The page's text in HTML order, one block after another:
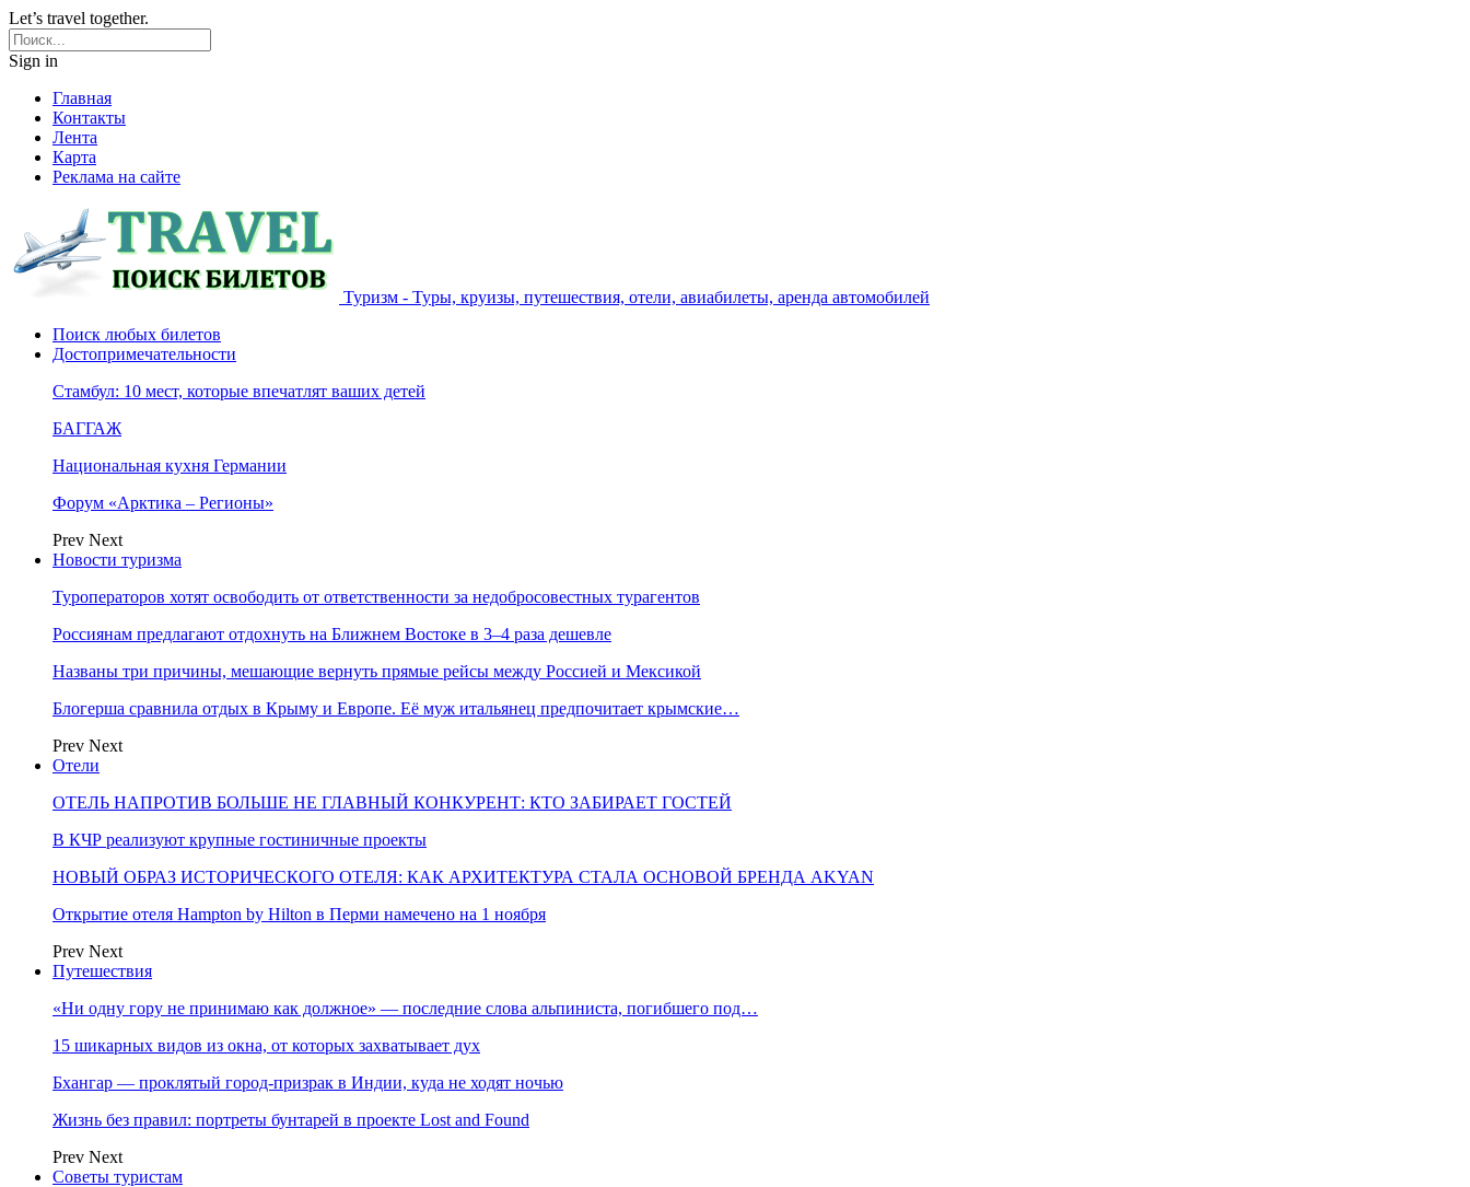
Let’s travel together.
Sign in
Главная
Контакты
Лента
Карта
Реклама на сайте
Туризм - Туры, круизы, путешествия, отели, авиабилеты, аренда автомобилей
Поиск любых билетов
Достопримечательности
Стамбул: 10 мест, которые впечатлят ваших детей
БАГГАЖ
Национальная кухня Германии
Форум «Арктика – Регионы»
Prev Next
Новости туризма
Туроператоров хотят освободить от ответственности за недобросовестных турагентов
Россиянам предлагают отдохнуть на Ближнем Востоке в 3–4 раза дешевле
Названы три причины, мешающие вернуть прямые рейсы между Россией и Мексикой
Блогерша сравнила отдых в Крыму и Европе. Её муж итальянец предпочитает крымские…
Prev Next
Отели
ОТЕЛЬ НАПРОТИВ БОЛЬШЕ НЕ ГЛАВНЫЙ КОНКУРЕНТ: КТО ЗАБИРАЕТ ГОСТЕЙ
В КЧР реализуют крупные гостиничные проекты
НОВЫЙ ОБРАЗ ИСТОРИЧЕСКОГО ОТЕЛЯ: КАК АРХИТЕКТУРА СТАЛА ОСНОВОЙ БРЕНДА AKYAN
Открытие отеля Hampton by Hilton в Перми намечено на 1 ноября
Prev Next
Путешествия
«Ни одну гору не принимаю как должное» — последние слова альпиниста, погибшего под…
15 шикарных видов из окна, от которых захватывает дух
Бхангар — проклятый город-призрак в Индии, куда не ходят ночью
Жизнь без правил: портреты бунтарей в проекте Lost and Found
Prev Next
Советы туристам